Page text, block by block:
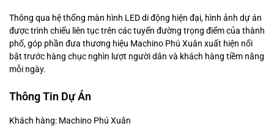
Thông qua hệ thống màn hình LED di động hiện đại, hình ảnh dự án
được trình chiếu liên tục trên các tuyến đường trọng điểm của thành
phố, góp phần đưa thương hiệu Machino Phú Xuân xuất hiện nổi
bật trước hàng chục nghìn lượt người dân và khách hàng tiềm năng
mỗi ngày.
Thông Tin Dự Án
Khách hàng: Machino Phú Xuân